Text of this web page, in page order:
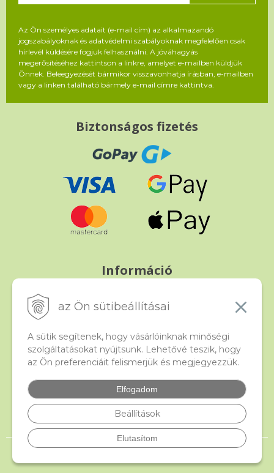
az Ön sütibeállításai
A sütik segítenek, hogy vásárlóinknak minőségi
szolgáltatásokat nyújtsunk. Lehetővé teszik, hogy
az Ön preferenciáit felismerjük és megjegyezzük.
Elfogadom
Beállítások
Elutasítom
Az Ön személyes adatait (e-mail cím) az alkalmazandó
jogszabályoknak és adatvédelmi szabályoknak megfelelően csak
hírlevél küldésére fogjuk felhasználni. A jóváhagyás
megerősítéséhez kattintson a linkre, amelyet e-mailben küldjük
Önnek. Beleegyezését bármikor visszavonhatja írásban, e-mailben
vagy a linken található bármely e-mail címre kattintva.
Biztonságos fizetés
Információ
Panasz, árucsere és visszáru
Beado
Kapcsolat
Gyakori kérdések
Facebook
© 2026 beado.hu, a gyöngyök webáruháza •NextShop&e-shop Pohoda